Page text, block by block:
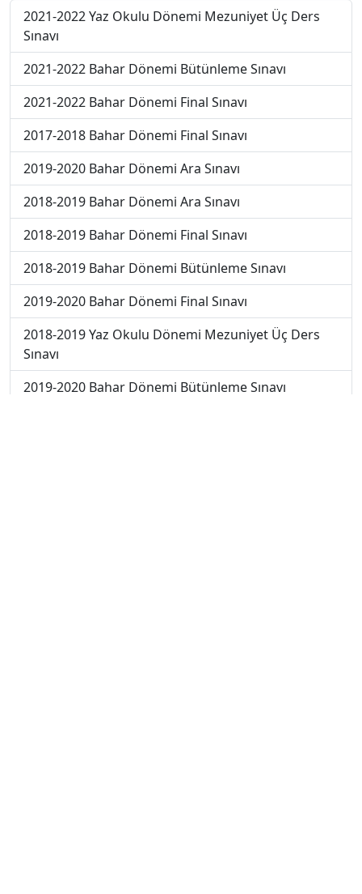
2021-2022 Yaz Okulu Dönemi Mezuniyet Üç Ders
Sınavı
2021-2022 Bahar Dönemi Bütünleme Sınavı
2021-2022 Bahar Dönemi Final Sınavı
2017-2018 Bahar Dönemi Final Sınavı
2019-2020 Bahar Dönemi Ara Sınavı
2018-2019 Bahar Dönemi Ara Sınavı
2018-2019 Bahar Dönemi Final Sınavı
2018-2019 Bahar Dönemi Bütünleme Sınavı
2019-2020 Bahar Dönemi Final Sınavı
2018-2019 Yaz Okulu Dönemi Mezuniyet Üç Ders
Sınavı
2019-2020 Bahar Dönemi Bütünleme Sınavı